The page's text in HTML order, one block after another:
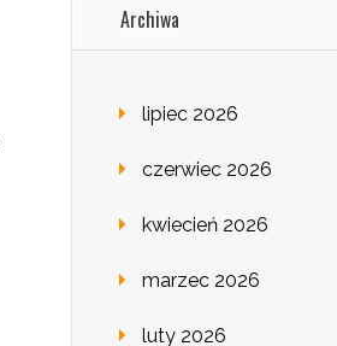
Archiwa
lipiec 2026
czerwiec 2026
kwiecień 2026
marzec 2026
luty 2026